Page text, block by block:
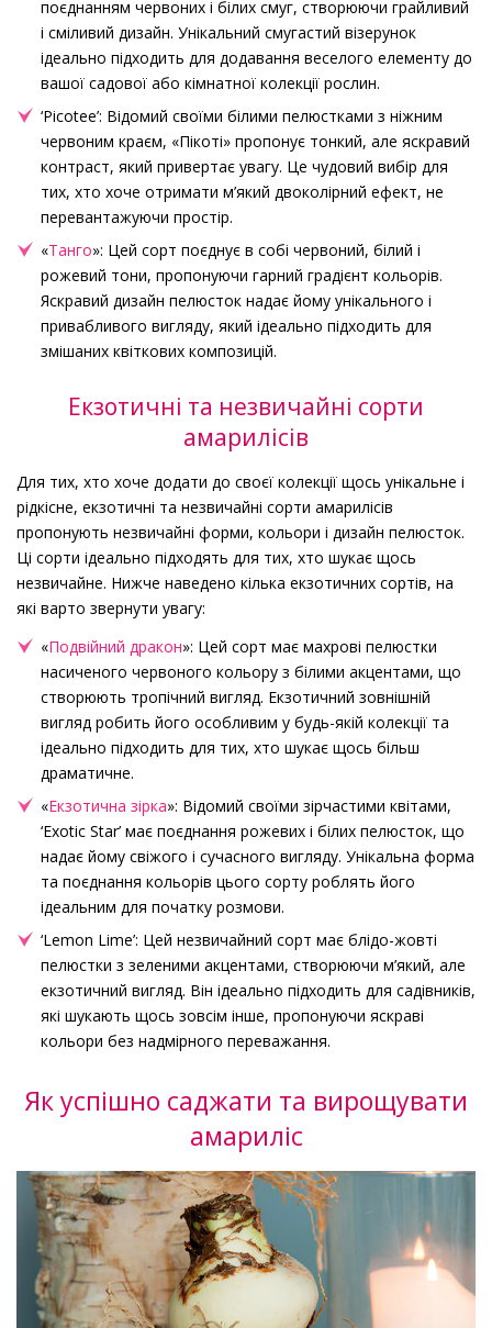
поєднанням червоних і білих смуг, створюючи грайливий
і сміливий дизайн. Унікальний смугастий візерунок
ідеально підходить для додавання веселого елементу до
вашої садової або кімнатної колекції рослин.
‘Picotee’: Відомий своїми білими пелюстками з ніжним
червоним краєм, «Пікоті» пропонує тонкий, але яскравий
контраст, який привертає увагу. Це чудовий вибір для
тих, хто хоче отримати м’який двоколірний ефект, не
перевантажуючи простір.
«Танго»: Цей сорт поєднує в собі червоний, білий і
рожевий тони, пропонуючи гарний градієнт кольорів.
Яскравий дизайн пелюсток надає йому унікального і
привабливого вигляду, який ідеально підходить для
змішаних квіткових композицій.
Екзотичні та незвичайні сорти
амарилісів
Для тих, хто хоче додати до своєї колекції щось унікальне і
рідкісне, екзотичні та незвичайні сорти амарилісів
пропонують незвичайні форми, кольори і дизайн пелюсток.
Ці сорти ідеально підходять для тих, хто шукає щось
незвичайне. Нижче наведено кілька екзотичних сортів, на
які варто звернути увагу:
«Подвійний дракон»: Цей сорт має махрові пелюстки
насиченого червоного кольору з білими акцентами, що
створюють тропічний вигляд. Екзотичний зовнішній
вигляд робить його особливим у будь-якій колекції та
ідеально підходить для тих, хто шукає щось більш
драматичне.
«Екзотична зірка»: Відомий своїми зірчастими квітами,
‘Exotic Star’ має поєднання рожевих і білих пелюсток, що
надає йому свіжого і сучасного вигляду. Унікальна форма
та поєднання кольорів цього сорту роблять його
ідеальним для початку розмови.
‘Lemon Lime’: Цей незвичайний сорт має блідо-жовті
пелюстки з зеленими акцентами, створюючи м’який, але
екзотичний вигляд. Він ідеально підходить для садівників,
які шукають щось зовсім інше, пропонуючи яскраві
кольори без надмірного переважання.
Як успішно саджати та вирощувати
амариліс